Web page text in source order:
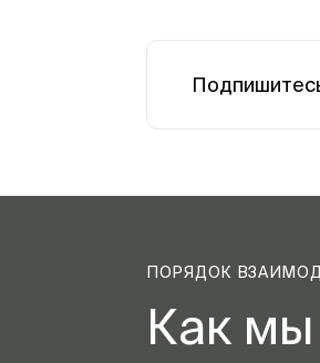
ПОРЯДОК
Как